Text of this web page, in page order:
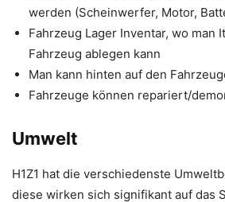
werden (Scheinwerfer, Motor,
Fahrzeug Lager Inventar, wo man
Fahrzeug ablegen kann
Man kann hinten auf den
Fahrzeuge können repariert/
Umwelt
H1Z1 hat die verschiedenste
diese wirken sich signifikant auf das